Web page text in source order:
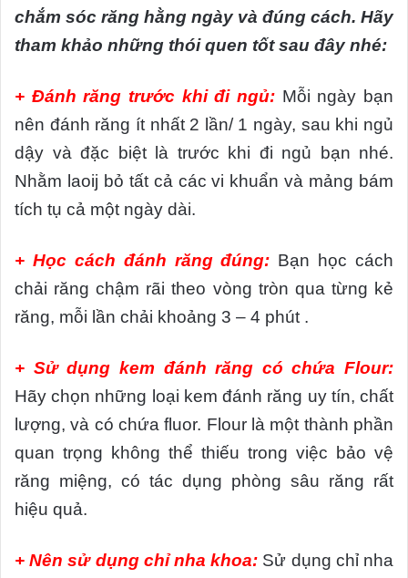
chắm sóc răng hằng ngày và đúng cách. Hãy
tham khảo những thói quen tốt sau đây nhé:
+ Đánh răng trước khi đi ngủ: Mỗi ngày bạn
nên đánh răng ít nhất 2 lần/ 1 ngày, sau khi ngủ
dậy và đặc biệt là trước khi đi ngủ bạn nhé.
Nhằm laoij bỏ tất cả các vi khuẩn và mảng bám
tích tụ cả một ngày dài.
+ Học cách đánh răng đúng: Bạn học cách
chải răng chậm rãi theo vòng tròn qua từng kẻ
răng, mỗi lần chải khoảng 3 – 4 phút .
+ Sử dụng kem đánh răng có chứa Flour:
Hãy chọn những loại kem đánh răng uy tín, chất
lượng, và có chứa fluor. Flour là một thành phần
quan trọng không thể thiếu trong việc bảo vệ
răng miệng, có tác dụng phòng sâu răng rất
hiệu quả.
+ Nên sử dụng chỉ nha khoa: Sử dụng chỉ nha